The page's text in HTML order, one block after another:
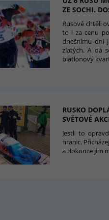
ZE SOCHI.
Rusové chtěli
to i za cenu
dnešnímu dni
zlatých. A dá
biatlonový
RUSKO
SVĚTOVÉ
Jestli to
hranic.
a dokonce jim